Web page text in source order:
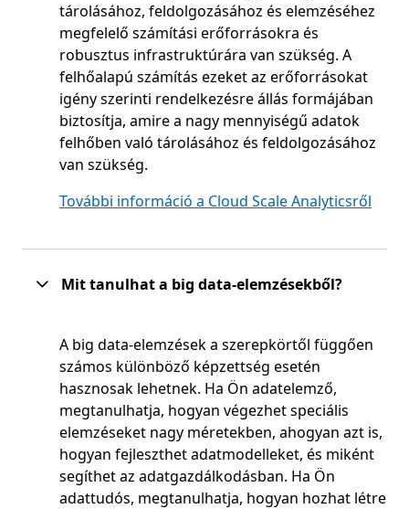
tárolásához, feldolgozásához és elemzéséhez
megfelelő számítási erőforrásokra és
robusztus infrastruktúrára van szükség. A
felhőalapú számítás ezeket az erőforrásokat
igény szerinti rendelkezésre állás formájában
biztosítja, amire a nagy mennyiségű adatok
felhőben való tárolásához és feldolgozásához
van szükség.
További információ a Cloud Scale Analyticsről
Mit tanulhat a big data-elemzésekből?
A big data-elemzések a szerepkörtől függően
számos különböző képzettség esetén
hasznosak lehetnek. Ha Ön adatelemző,
megtanulhatja, hogyan végezhet speciális
elemzéseket nagy méretekben, ahogyan azt is,
hogyan fejleszthet adatmodelleket, és miként
segíthet az adatgazdálkodásban. Ha Ön
adattudós, megtanulhatja, hogyan hozhat létre